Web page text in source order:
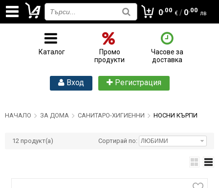
0.00 € / 0.00 лв
Каталог
Промо
продукти
Часове за
доставка
Вход Регистрация
НАЧАЛО ЗА ДОМА САНИТАРО-ХИГИЕННИ НОСНИ КЪРПИ
12 продукт(а) Сортирай по: